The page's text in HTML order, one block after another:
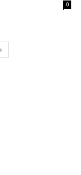
0